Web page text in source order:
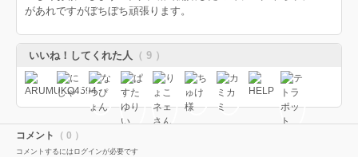
があれですがぼちぼち頑張ります。
いいね！してくれた人 （ 9 ）
コメント （ 0 ）
コメントするにはログインが必要です